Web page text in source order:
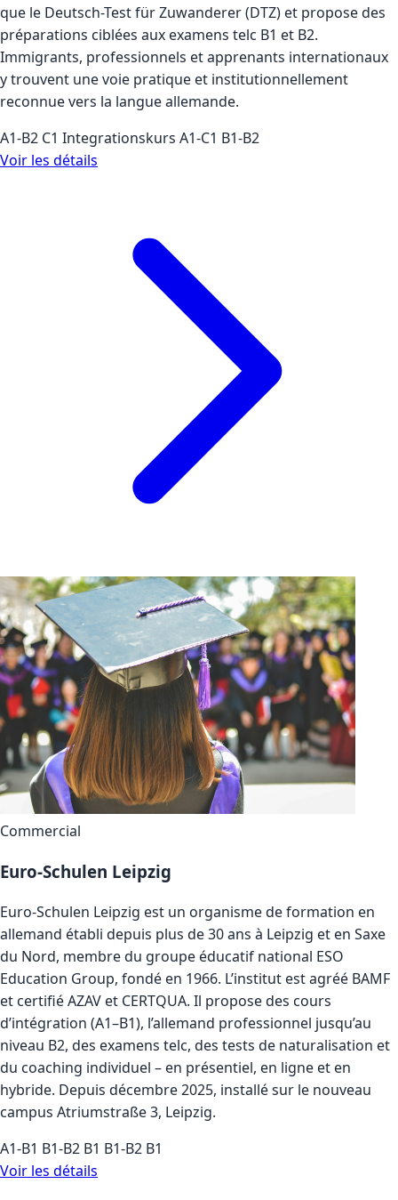
que le Deutsch-Test für Zuwanderer (DTZ) et propose des
préparations ciblées aux examens telc B1 et B2.
Immigrants, professionnels et apprenants internationaux
y trouvent une voie pratique et institutionnellement
reconnue vers la langue allemande.
A1-B2 C1 Integrationskurs A1-C1 B1-B2
Voir les détails
Commercial
Euro-Schulen Leipzig
Euro-Schulen Leipzig est un organisme de formation en
allemand établi depuis plus de 30 ans à Leipzig et en Saxe
du Nord, membre du groupe éducatif national ESO
Education Group, fondé en 1966. L’institut est agréé BAMF
et certifié AZAV et CERTQUA. Il propose des cours
d’intégration (A1–B1), l’allemand professionnel jusqu’au
niveau B2, des examens telc, des tests de naturalisation et
du coaching individuel – en présentiel, en ligne et en
hybride. Depuis décembre 2025, installé sur le nouveau
campus Atriumstraße 3, Leipzig.
A1-B1 B1-B2 B1 B1-B2 B1
Voir les détails